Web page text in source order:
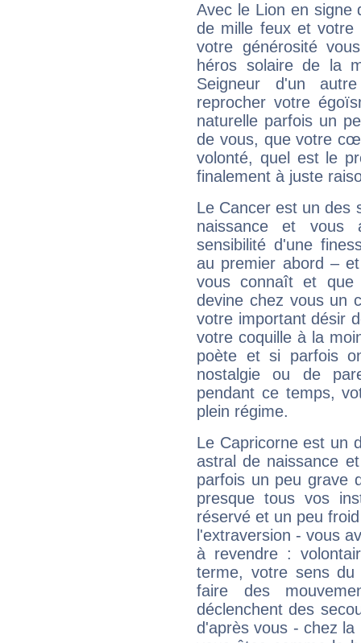
Avec le Lion en signe
de mille feux et votre
votre générosité
héros solaire de la
Seigneur d'un
reprocher votre
naturelle parfois un
de vous, que votre
volonté, quel est le
finalement à juste
Le Cancer est un des
naissance et vous
sensibilité d'une
au premier abord –
vous connaît et
devine chez vous un
votre important désir
votre coquille à la
poète et si parfois
nostalgie ou de
pendant ce temps,
plein régime.
Le Capricorne est un
astral de naissance
parfois un peu grave
presque tous vos
réservé et un peu
l'extraversion - vous
à revendre :
terme, votre sens
faire des
déclenchent des
d'après vous - chez